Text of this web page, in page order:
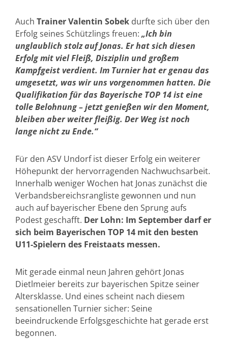
Auch Trainer Valentin Sobek durfte sich über den
Erfolg seines Schützlings freuen: „Ich bin
unglaublich stolz auf Jonas. Er hat sich diesen
Erfolg mit viel Fleiß, Disziplin und großem
Kampfgeist verdient. Im Turnier hat er genau das
umgesetzt, was wir uns vorgenommen hatten. Die
Qualifikation für das Bayerische TOP 14 ist eine
tolle Belohnung – jetzt genießen wir den Moment,
bleiben aber weiter fleißig. Der Weg ist noch
lange nicht zu Ende.“
Für den ASV Undorf ist dieser Erfolg ein weiterer
Höhepunkt der hervorragenden Nachwuchsarbeit.
Innerhalb weniger Wochen hat Jonas zunächst die
Verbandsbereichsrangliste gewonnen und nun
auch auf bayerischer Ebene den Sprung aufs
Podest geschafft. Der Lohn: Im September darf er
sich beim Bayerischen TOP 14 mit den besten
U11-Spielern des Freistaats messen.
Mit gerade einmal neun Jahren gehört Jonas
Dietlmeier bereits zur bayerischen Spitze seiner
Altersklasse. Und eines scheint nach diesem
sensationellen Turnier sicher: Seine
beeindruckende Erfolgsgeschichte hat gerade erst
begonnen.